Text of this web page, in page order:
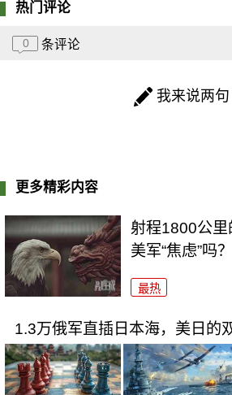
热门评论
0 条评论
我来说两句
更多精彩内容
射程1800公里
美军“焦虑”吗？
最热
1.3万俄军直插日本海，美日的